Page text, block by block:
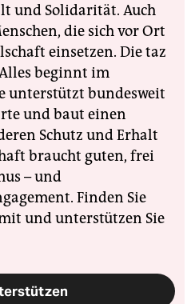
und Solidarität. Auch
die sich vor Ort
einsetzen. Die taz
beginnt im
unterstützt bundesweit
und baut einen
Schutz und Erhalt
braucht guten, frei
– und
Finden Sie
und unterstützen Sie